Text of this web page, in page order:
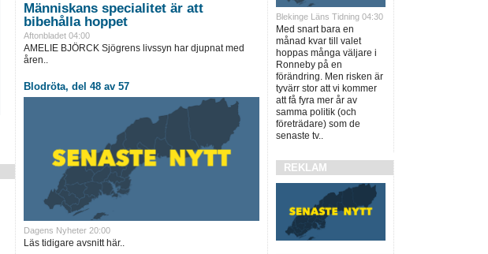
Människans specialitet är att
bibehålla hoppet
Aftonbladet 04:00
AMELIE BJÖRCK Sjögrens livssyn har djupnat med
åren..
Blodröta, del 48 av 57
Dagens Nyheter 20:00
Läs tidigare avsnitt här..
Blekinge Läns Tidning 04:30
Med snart bara en
månad kvar till valet
hoppas många väljare i
Ronneby på en
förändring. Men risken är
tyvärr stor att vi kommer
att få fyra mer år av
samma politik (och
företrädare) som de
senaste tv..
REKLAM